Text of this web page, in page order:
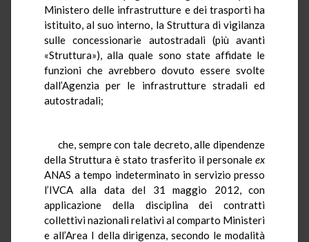
Ministero delle infrastrutture e dei trasporti ha
istituito, al suo interno, la Struttura di vigilanza
sulle concessionarie autostradali (più avanti
«Struttura»), alla quale sono state affidate le
funzioni che avrebbero dovuto essere svolte
dall’Agenzia per le infrastrutture stradali ed
autostradali;
che, sempre con tale decreto, alle dipendenze
della Struttura è stato trasferito il personale ex
ANAS a tempo indeterminato in servizio presso
l’IVCA alla data del 31 maggio 2012, con
applicazione della disciplina dei contratti
collettivi nazionali relativi al comparto Ministeri
e all’Area I della dirigenza, secondo le modalità